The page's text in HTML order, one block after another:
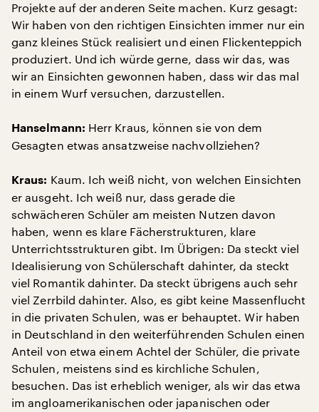
Projekte auf der anderen Seite machen. Kurz gesagt:
Wir haben von den richtigen Einsichten immer nur ein
ganz kleines Stück realisiert und einen Flickenteppich
produziert. Und ich würde gerne, dass wir das, was
wir an Einsichten gewonnen haben, dass wir das mal
in einem Wurf versuchen, darzustellen.
Hanselmann: Herr Kraus, können sie von dem
Gesagten etwas ansatzweise nachvollziehen?
Kraus: Kaum. Ich weiß nicht, von welchen Einsichten
er ausgeht. Ich weiß nur, dass gerade die
schwächeren Schüler am meisten Nutzen davon
haben, wenn es klare Fächerstrukturen, klare
Unterrichtsstrukturen gibt. Im Übrigen: Da steckt viel
Idealisierung von Schülerschaft dahinter, da steckt
viel Romantik dahinter. Da steckt übrigens auch sehr
viel Zerrbild dahinter. Also, es gibt keine Massenflucht
in die privaten Schulen, was er behauptet. Wir haben
in Deutschland in den weiterführenden Schulen einen
Anteil von etwa einem Achtel der Schüler, die private
Schulen, meistens sind es kirchliche Schulen,
besuchen. Das ist erheblich weniger, als wir das etwa
im angloamerikanischen oder japanischen oder